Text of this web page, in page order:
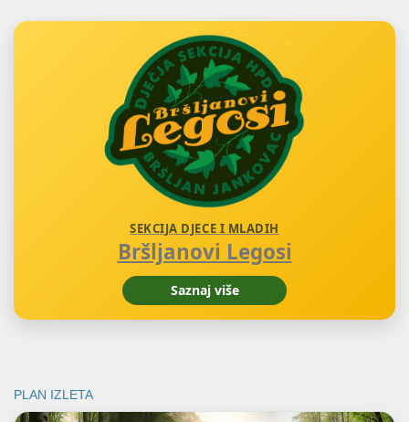
SEKCIJA DJECE I MLADIH
Bršljanovi Legosi
Saznaj više
PLAN IZLETA